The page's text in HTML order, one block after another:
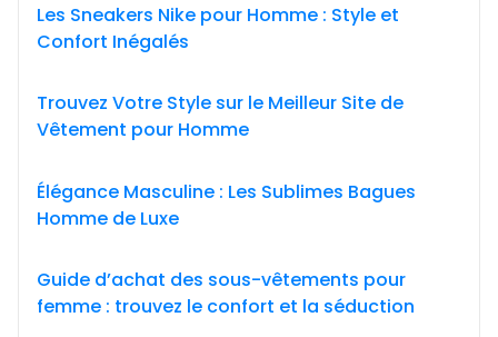
Les Sneakers Nike pour Homme : Style et
Confort Inégalés
Trouvez Votre Style sur le Meilleur Site de
Vêtement pour Homme
Élégance Masculine : Les Sublimes Bagues
Homme de Luxe
Guide d’achat des sous-vêtements pour
femme : trouvez le confort et la séduction